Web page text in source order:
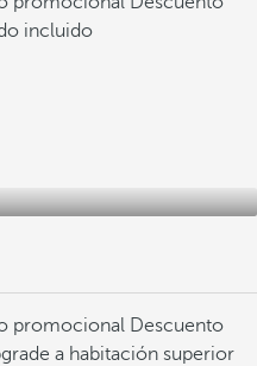
incluido
promocional Descuento
a habitación superior